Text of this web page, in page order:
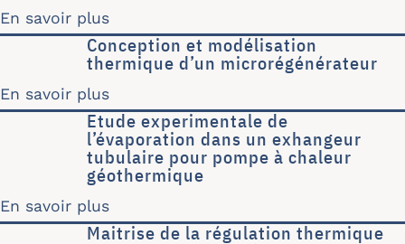
En savoir plus
Conception et modélisation
thermique d’un microrégénérateur
En savoir plus
Etude experimentale de
l’évaporation dans un exhangeur
tubulaire pour pompe à chaleur
géothermique
En savoir plus
Maitrise de la régulation thermique